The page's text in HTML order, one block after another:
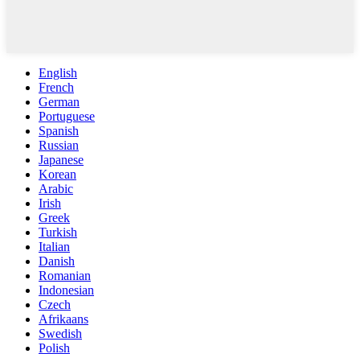
English
French
German
Portuguese
Spanish
Russian
Japanese
Korean
Arabic
Irish
Greek
Turkish
Italian
Danish
Romanian
Indonesian
Czech
Afrikaans
Swedish
Polish